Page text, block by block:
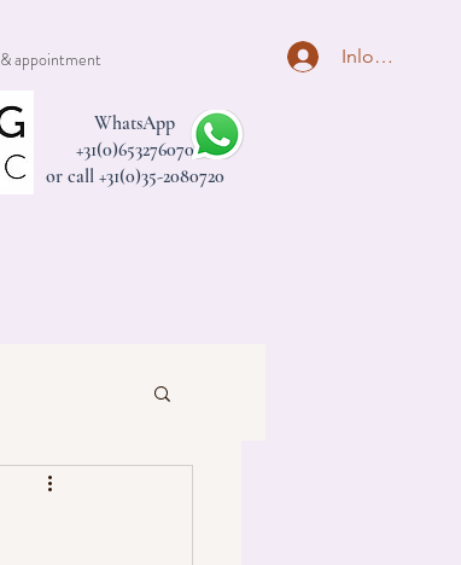
appointment Inloggen
WhatsApp
+31(0)653276070
or call +31(0)35-2080720